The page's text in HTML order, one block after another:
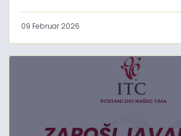
09 Februar 2026